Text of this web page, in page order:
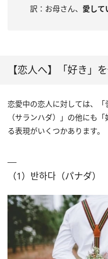
訳：お母さん、 愛して
【恋人へ】「好き」
恋愛中の恋人に対しては、「
（サランハダ）」の他にも
る表現がいくつかあります。
（1）반하다（パナダ）